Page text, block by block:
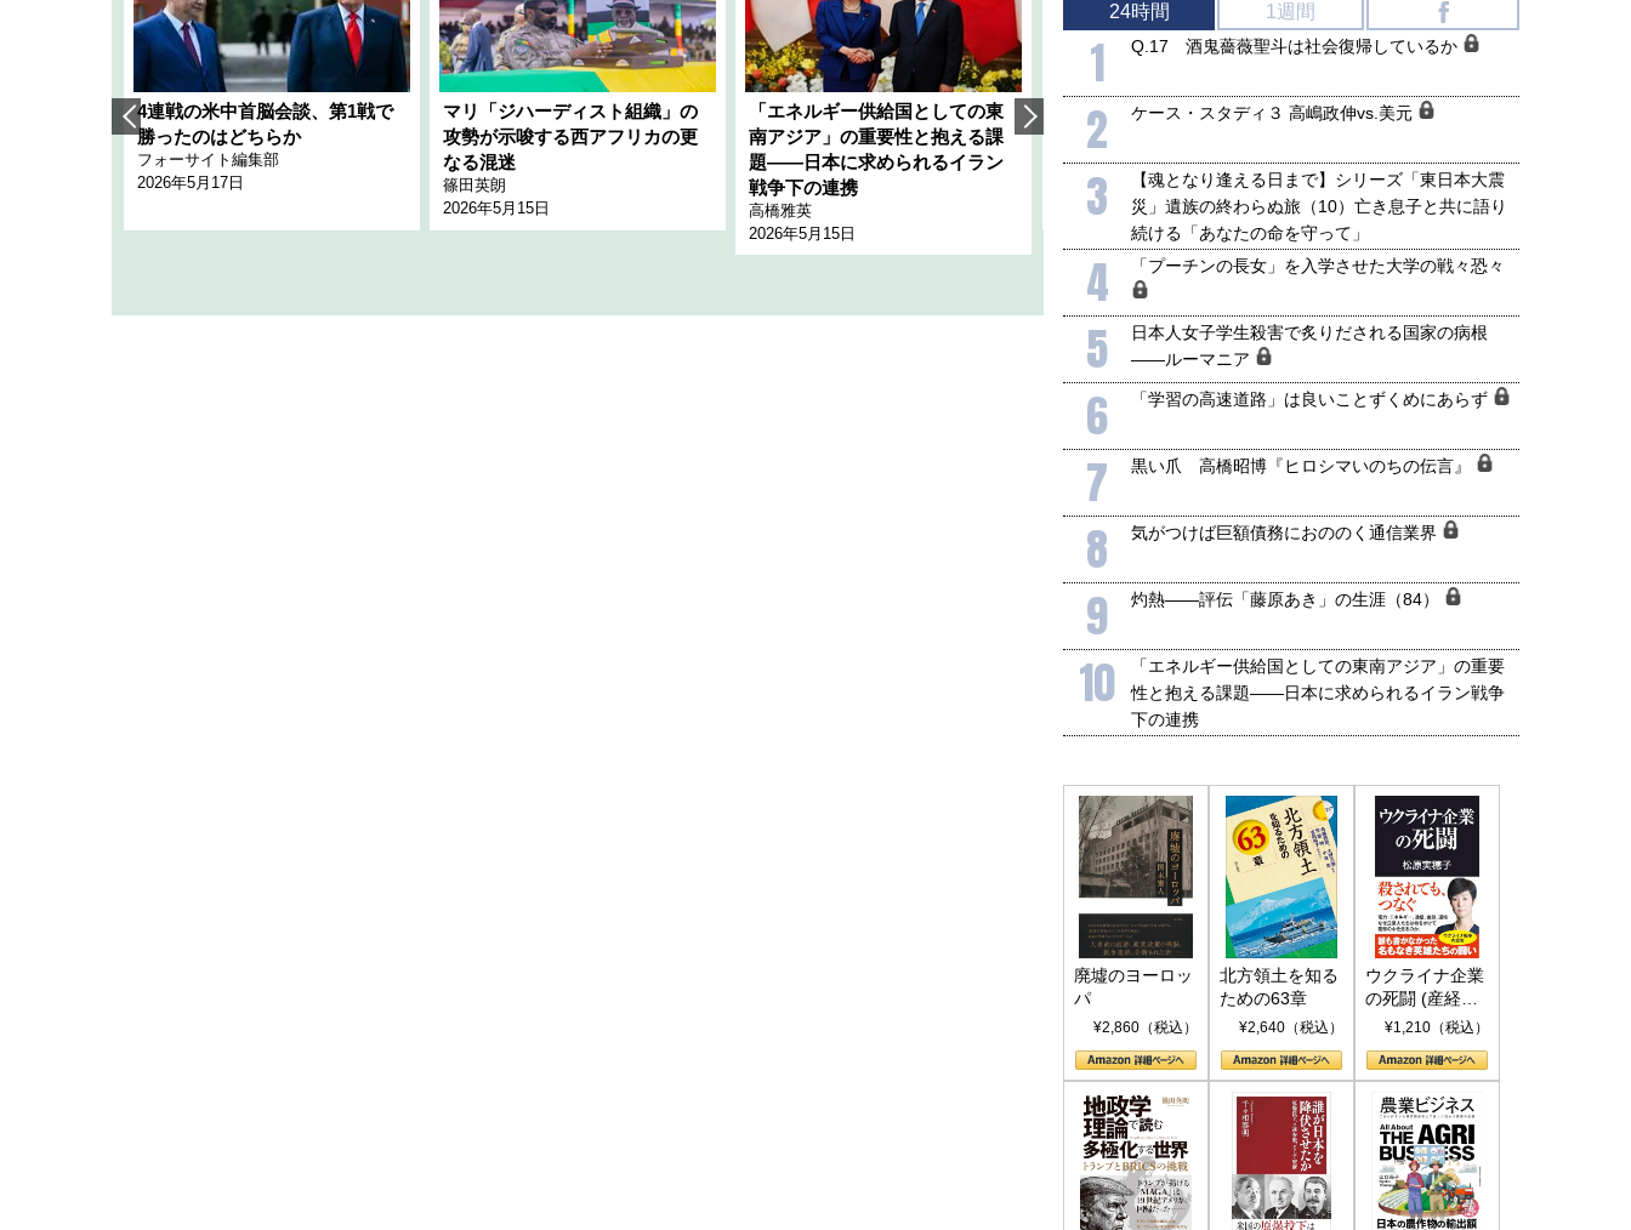
4連戦の米中首脳会談、第1戦で
勝ったのはどちらか
フォーサイト編集部
2026年5月17日
マリ「ジハーディスト組織」の
攻勢が示唆する西アフリカの更
なる混迷
篠田英朗
2026年5月15日
「エネルギー供給国としての東
南アジア」の重要性と抱える課
題――日本に求められるイラン
戦争下の連携
高橋雅英
2026年5月15日
韓国にも理解してほしい「極東
1905年体制」における日米韓安
全保障協力の意味
千々和泰明
2026年5月15日
ホルムズ海峡危機で加速したエ
行き着くリスク
小山堅
2026年5月14日
24時間 1週間
1 Q.17 酒鬼薔薇聖斗は社会復帰しているか
2 ケース・スタディ３ 高嶋政伸vs.美元
3
【魂となり逢える日まで】シリーズ「東日本大震
災」遺族の終わらぬ旅（10）亡き息子と共に語り
続ける「あなたの命を守って」
4 「プーチンの長女」を入学させた大学の戦々恐々
5
日本人女子学生殺害で炙りだされる国家の病根
――ルーマニア
6 「学習の高速道路」は良いことずくめにあらず
7 黒い爪 高橋昭博『ヒロシマいのちの伝言』
8 気がつけば巨額債務におののく通信業界
9 灼熱――評伝「藤原あき」の生涯（84）
10
「エネルギー供給国としての東南アジア」の重要
性と抱える課題――日本に求められるイラン戦争
下の連携
廃墟のヨーロッ
パ
¥2,860（税込）
北方領土を知る
ための63章
¥2,640（税込）
ウクライナ企業
の死闘 (産経セ
レクト S 039)
¥1,210（税込）